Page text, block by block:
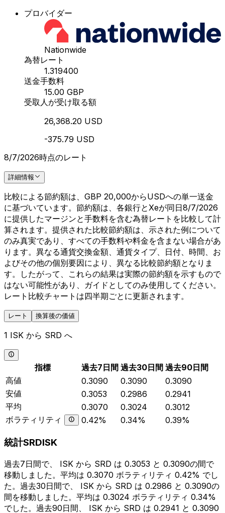
プロバイダー
Nationwide
為替レート
1.319400
送金手数料
15.00 GBP
受取人が受け取る額
26,368.20 USD
-375.79 USD
8/7/2026時点のレート
詳細情報
比較による節約額は、GBP 20,000からUSDへの単一送金
に基づいています。節約額は、各銀行とXeが同日8/7/2026
に提供したマージンと手数料を含む為替レートを比較して計
算されます。提供された比較節約額は、示された例について
のみ真実であり、すべての手数料や料金を含まない場合があ
ります。異なる通貨交換金額、通貨タイプ、日付、時間、お
よびその他の個別要因により、異なる比較節約額となりま
す。したがって、これらの結果は実際の節約額を示すもので
はない可能性があり、ガイドとしてのみ使用してください。
レート比較チャートは四半期ごとに更新されます。
レート 換算後の価値
1 ISK から SRD へ
指標 過去7日間 過去30日間 過去90日間
高値
0.3090 0.3090
0.3090
安値
0.3053 0.2986
0.2941
平均
0.3070 0.3024
0.3012
ボラティリティ
0.42% 0.34% 0.39%
統計SRDISK
過去7日間で、 ISK から SRD は 0.3053 と 0.3090の間で
移動しました。平均は 0.3070 ボラティリティ 0.42% でし
た。過去30日間で、 ISK から SRD は 0.2986 と 0.3090の
間を移動しました。平均は 0.3024 ボラティリティ 0.34%
でした。過去90日間、 ISK から SRD は 0.2941 と 0.3090